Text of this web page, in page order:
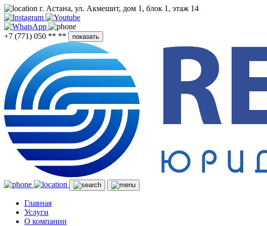
г. Астана, ул. Акмешит, дом 1, блок 1, этаж 14
+7 (771) 050 ** ** показать
Главная
Услуги
О компании